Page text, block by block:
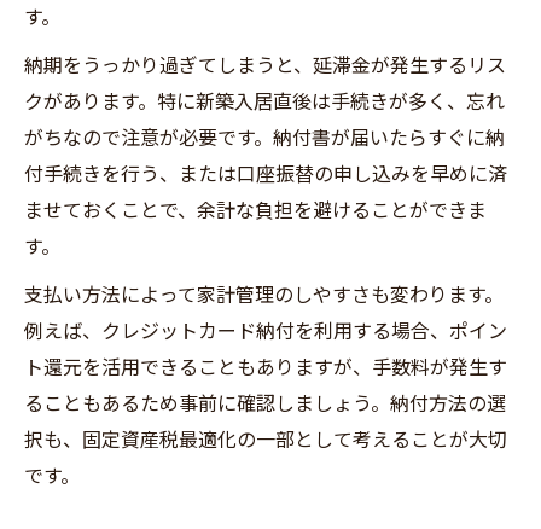
す。
納期をうっかり過ぎてしまうと、延滞金が発生するリス
クがあります。特に新築入居直後は手続きが多く、忘れ
がちなので注意が必要です。納付書が届いたらすぐに納
付手続きを行う、または口座振替の申し込みを早めに済
ませておくことで、余計な負担を避けることができま
す。
支払い方法によって家計管理のしやすさも変わります。
例えば、クレジットカード納付を利用する場合、ポイン
ト還元を活用できることもありますが、手数料が発生す
ることもあるため事前に確認しましょう。納付方法の選
択も、固定資産税最適化の一部として考えることが大切
です。